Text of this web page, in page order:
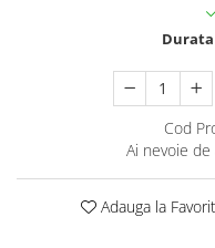
Cod
Ai nevoie de
Adauga la